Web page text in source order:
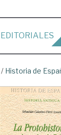
EDITORIALES
/ Historia de